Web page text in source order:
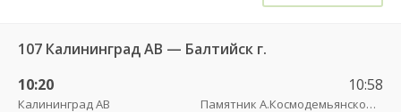
107 Калининград АВ — Балтийск г.
10:20
Калининград АВ
10:58
Памятник А.Космодемьянскому(Балтийское шоссе) трасса